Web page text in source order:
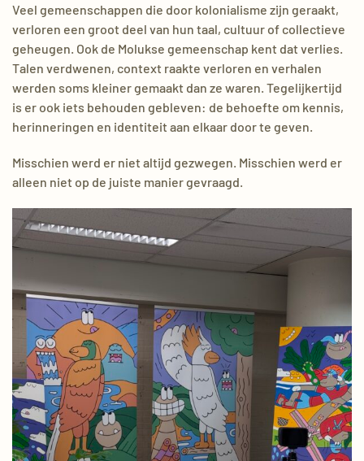
Veel gemeenschappen die door kolonialisme zijn geraakt,
verloren een groot deel van hun taal, cultuur of collectieve
geheugen. Ook de Molukse gemeenschap kent dat verlies.
Talen verdwenen, context raakte verloren en verhalen
werden soms kleiner gemaakt dan ze waren. Tegelijkertijd
is er ook iets behouden gebleven: de behoefte om kennis,
herinneringen en identiteit aan elkaar door te geven.
Misschien werd er niet altijd gezwegen. Misschien werd er
alleen niet op de juiste manier gevraagd.